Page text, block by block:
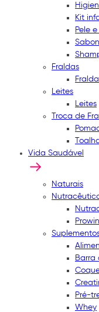
Kit
Pele
Fraldas
Leites
Leites
Troca de
Vida Saudável
Naturais
Prowin
Barra
Pré-
Whey